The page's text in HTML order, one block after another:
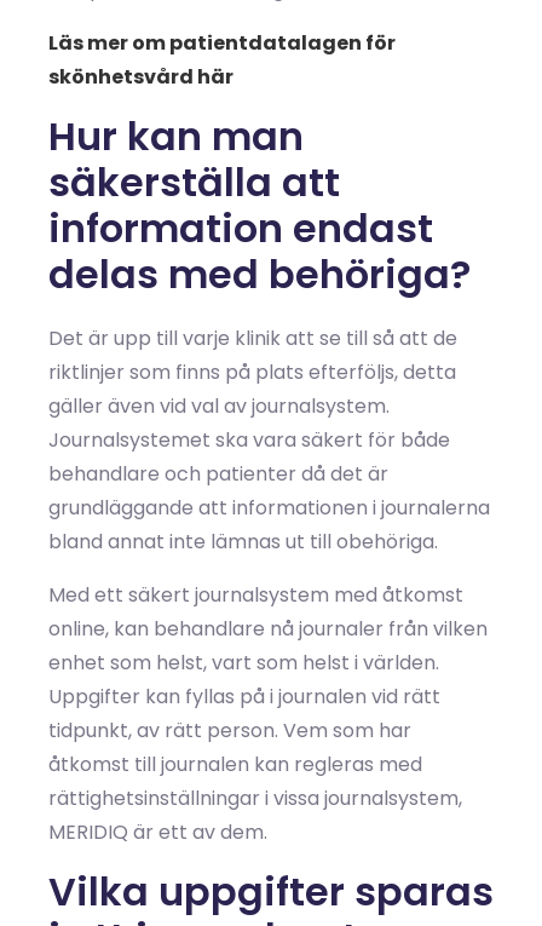
Läs mer om patientdatalagen för
skönhetsvård här
Hur kan man
säkerställa att
information endast
delas med behöriga?
Det är upp till varje klinik att se till så att de
riktlinjer som finns på plats efterföljs, detta
gäller även vid val av journalsystem.
Journalsystemet ska vara säkert för både
behandlare och patienter då det är
grundläggande att informationen i journalerna
bland annat inte lämnas ut till obehöriga.
Med ett säkert journalsystem med åtkomst
online, kan behandlare nå journaler från vilken
enhet som helst, vart som helst i världen.
Uppgifter kan fyllas på i journalen vid rätt
tidpunkt, av rätt person. Vem som har
åtkomst till journalen kan regleras med
rättighetsinställningar i vissa journalsystem,
MERIDIQ är ett av dem.
Vilka uppgifter sparas